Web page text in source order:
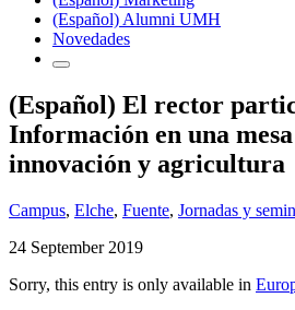
(Español) Alumni UMH
Novedades
(Español) El rector
Información en una
innovación y agricultura
Campus, Elche, Fuente, Jornadas y
24 September 2019
Sorry, this entry is only available in